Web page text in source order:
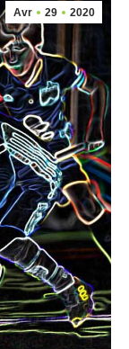
Avr 29 2020